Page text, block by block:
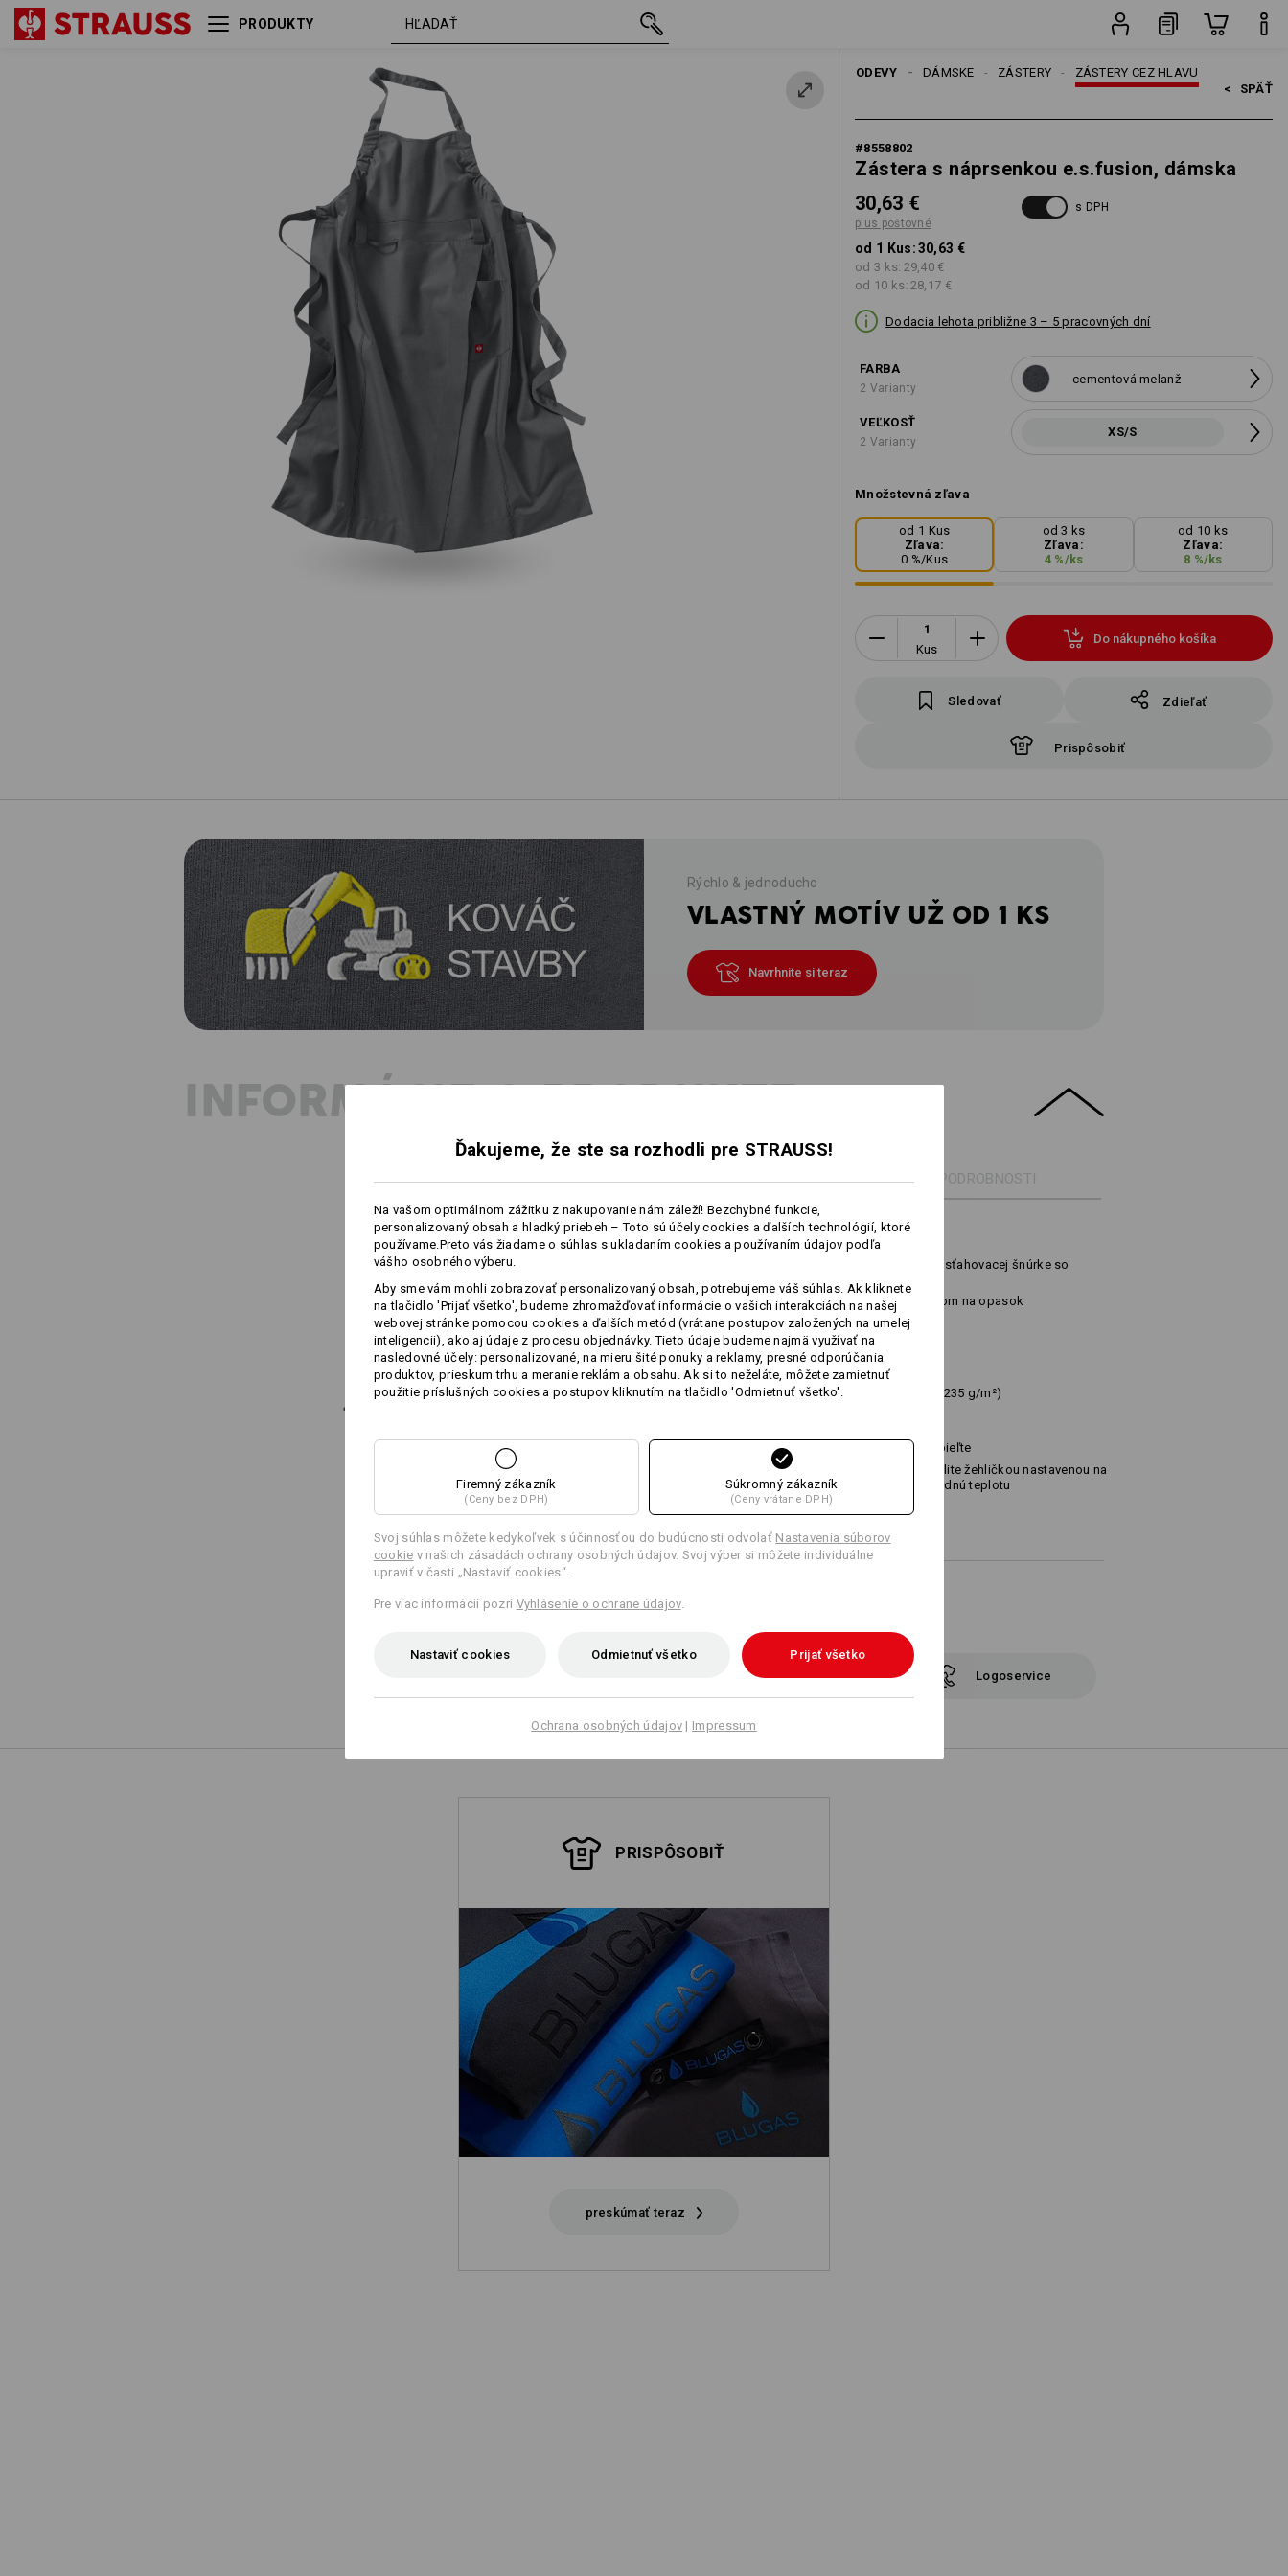
PRODUKTY
ODEVY ZÁSTERY CEZ HLAVU
ZÁSTERY
DÁMSKE
< SPÄŤ
#8558802
Zástera s náprsenkou e.s.fusion, dámska
30,63 €
plus poštovné
s DPH
od 1 Kus:30,63 €
od 3 ks: 29,40 €
od 10 ks: 28,17 €
Dodacia lehota približne 3 – 5 pracovných dní
FARBA
2 Varianty
cementová melanž
VEĽKOSŤ
2 Varianty
XS/S
Množstevná zľava
od 1 Kus
Zľava:
0 %/Kus
od 3 ks
Zľava:
4%/ks
od 10 ks
Zľava:
8 %/ ks
Kus
Do nákupného košíka
Sledovať Zdieľať
Prispôsobiť
Zástera s náprsenkou
XS/S
Rýchlo & jednoducho
VLASTNÝ MOTÍV UŽ OD 1 KS
Navrhnite si teraz
INFORMÁCIE O PRODUKTE
POPIS PODROBNOSTI
praktická zástera v modernom vzhľade
trojitý bočný šev a priestranné vrecká
individuálne nastaviteľná šírka a výška vďaka sťahovacej šnúrke so
širokými popruhmi
zaväzovanie vpredu alebo vzadu, pás s pútkom na opasok
bočné pútko na uteráky a podobne
Dĺžka (bez náprsenky): 82 cm
Material:
Vrchný materiál 65% Polyester / 35 (cca. 235 g/m²)
Perte v práčke na 60 °C
Nebieľte
Sušte v sušičke
Žehlite žehličkou nastavenou na
strednú teplotu
Chemické čistenie povolené
Prispôsobenie:
Vytvoriť podľa seba Logoservice
PRISPÔSOBIŤ
preskúmať teraz
Ďakujeme, že ste sa rozhodli pre STRAUSS!
Na vašom optimálnom zážitku z nakupovanie nám záleží! Bezchybné funkcie,
personalizovaný obsah a hladký priebeh – Toto sú účely cookies a ďalších technológií, ktoré
používame.Preto vás žiadame o súhlas s ukladaním cookies a používaním údajov podľa
vášho osobného výberu.
Aby sme vám mohli zobrazovať personalizovaný obsah, potrebujeme váš súhlas. Ak kliknete
na tlačidlo 'Prijať všetko', budeme zhromažďovať informácie o vašich interakciách na našej
webovej stránke pomocou cookies a ďalších metód (vrátane postupov založených na umelej
inteligencii), ako aj údaje z procesu objednávky. Tieto údaje budeme najmä využívať na
nasledovné účely: personalizované, na mieru šité ponuky a reklamy, presné odporúčania
produktov, prieskum trhu a meranie reklám a obsahu. Ak si to neželáte, môžete zamietnuť
použitie príslušných cookies a postupov kliknutím na tlačidlo 'Odmietnuť všetko'.
Firemný zákazník
(Ceny bez DPH)
Súkromný zákazník
(Ceny vrátane DPH)
Svoj súhlas môžete kedykoľvek s účinnosťou do budúcnosti odvolať Nastavenia súborov
cookie v našich zásadách ochrany osobných údajov. Svoj výber si môžete individuálne
upraviť v časti „Nastaviť cookies“.
Pre viac informácií pozri Vyhlásenie o ochrane údajov.
Nastaviť cookies Odmietnuť všetko Prijať všetko
Ochrana osobných údajov | Impressum